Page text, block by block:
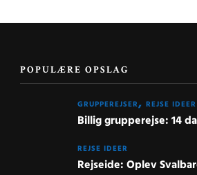
POPULÆRE OPSLAG
GRUPPEREJSER REJSE IDEER
Billig grupperejse: 14
REJSE IDEER
Rejseide: Oplev